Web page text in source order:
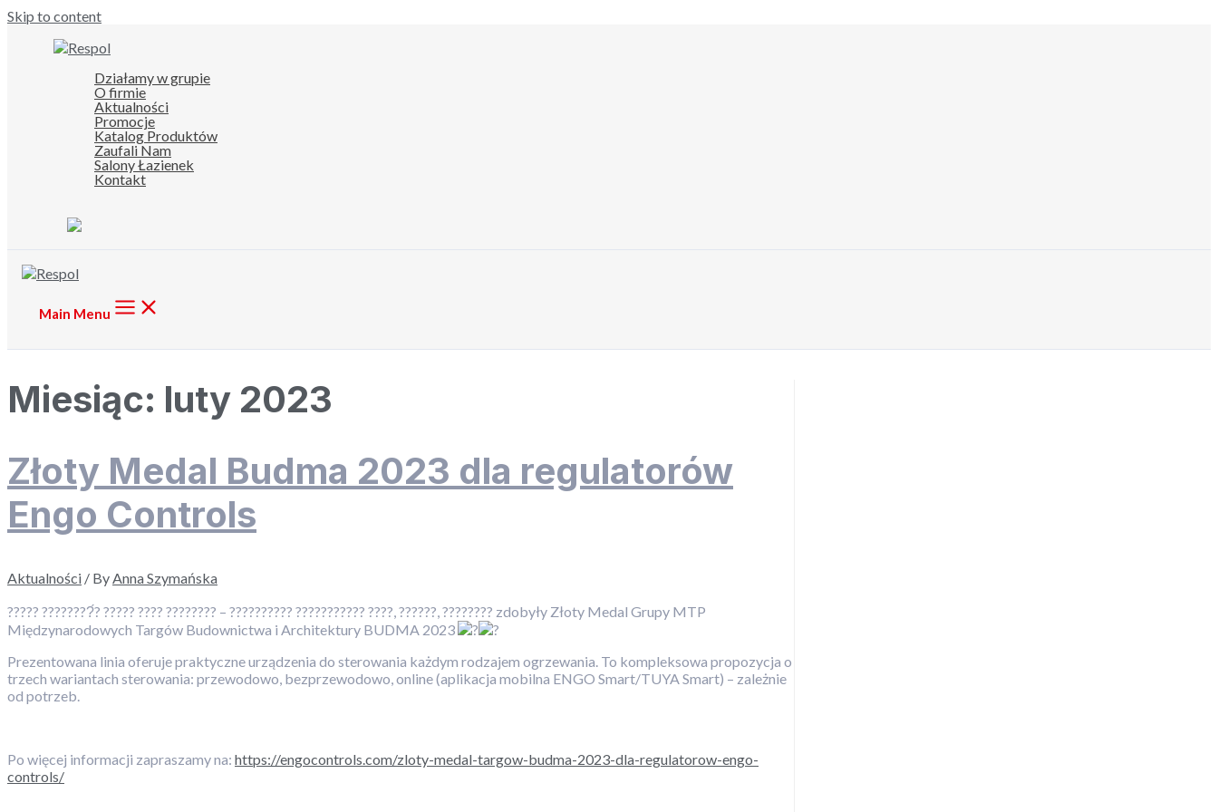
Skip to content
Działamy w grupie
O firmie
Aktualności
Promocje
Katalog Produktów
Zaufali Nam
Salony Łazienek
Kontakt
Main Menu
Miesiąc: luty 2023
Złoty Medal Budma 2023 dla regulatorów
Engo Controls
Aktualności / By Anna Szymańska
????? ????????́? ????? ???? ???????? – ?????????? ??????????? ????, ??????, ???????? zdobyły Złoty Medal Grupy MTP
Międzynarodowych Targów Budownictwa i Architektury BUDMA 2023
Prezentowana linia oferuje praktyczne urządzenia do sterowania każdym rodzajem ogrzewania. To kompleksowa propozycja o
trzech wariantach sterowania: przewodowo, bezprzewodowo, online (aplikacja mobilna ENGO Smart/TUYA Smart) – zależnie
od potrzeb.
Po więcej informacji zapraszamy na: https://engocontrols.com/zloty-medal-targow-budma-2023-dla-regulatorow-engo-
controls/